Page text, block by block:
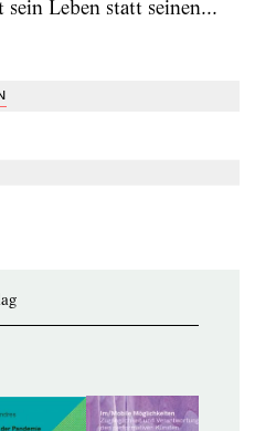
Leben statt seinen...